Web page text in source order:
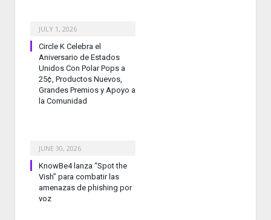
JULY 1, 2026
Circle K Celebra el
Aniversario de Estados
Unidos Con Polar Pops a
25¢, Productos Nuevos,
Grandes Premios y Apoyo a
la Comunidad
JUNE 30, 2026
KnowBe4 lanza “Spot the
Vish” para combatir las
amenazas de phishing por
voz